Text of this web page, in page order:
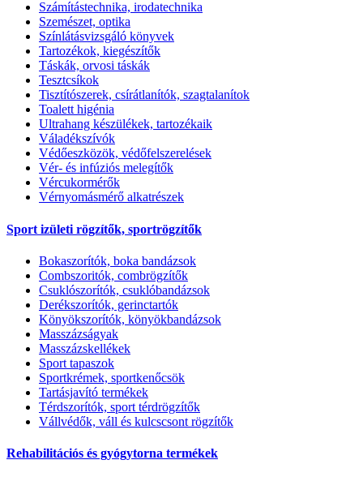
Számítástechnika, irodatechnika
Szemészet, optika
Színlátásvizsgáló könyvek
Tartozékok, kiegészítők
Táskák, orvosi táskák
Tesztcsíkok
Tisztítószerek, csírátlanítók, szagtalanítok
Toalett higénia
Ultrahang készülékek, tartozékaik
Váladékszívók
Védőeszközök, védőfelszerelések
Vér- és infúziós melegítők
Vércukormérők
Vérnyomásmérő alkatrészek
Sport izületi rögzítők, sportrögzítők
Bokaszorítók, boka bandázsok
Combszoritók, combrögzítők
Csuklószorítók, csuklóbandázsok
Derékszorítók, gerinctartók
Könyökszorítók, könyökbandázsok
Masszázságyak
Masszázskellékek
Sport tapaszok
Sportkrémek, sportkenőcsök
Tartásjavító termékek
Térdszorítók, sport térdrögzítők
Vállvédők, váll és kulcscsont rögzítők
Rehabilitációs és gyógytorna termékek